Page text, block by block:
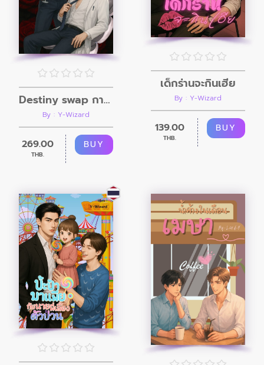
Destiny swap กายนี้ เพื่อนาย
By : Y-Wizard
269.00
THB.
BUY
เด็กร่านจะกินเฮีย
By : Y-Wizard
139.00
THB.
BUY